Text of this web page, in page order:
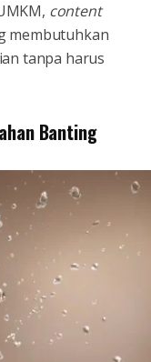
content
membutuhkan
tanpa harus
Banting